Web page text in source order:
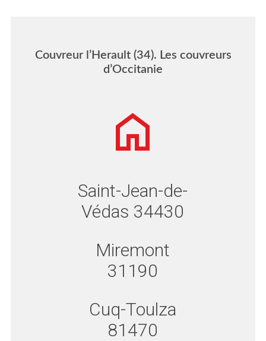
Couvreur l’Herault (34). Les couvreurs
d’Occitanie
Saint-Jean-de-
Védas 34430
Miremont
31190
Cuq-Toulza
81470